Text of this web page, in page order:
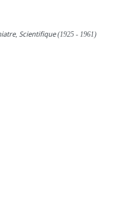
, Scientifique(1925 - 1961)